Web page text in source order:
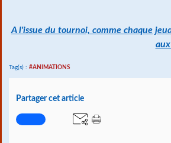
A l'issue du tournoi, comme chaque
Tag(s) : #ANIMATIONS
Partager cet article